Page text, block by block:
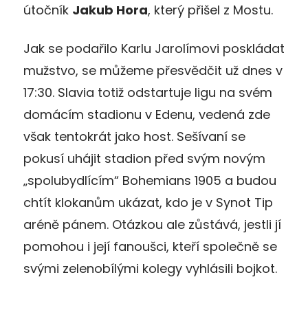
útočník Jakub Hora, který přišel z Mostu.
Jak se podařilo Karlu Jarolímovi poskládat
mužstvo, se můžeme přesvědčit už dnes v
17:30. Slavia totiž odstartuje ligu na svém
domácím stadionu v Edenu, vedená zde
však tentokrát jako host. Sešívaní se
pokusí uhájit stadion před svým novým
„spolubydlícím“ Bohemians 1905 a budou
chtít klokanům ukázat, kdo je v Synot Tip
aréně pánem. Otázkou ale zůstává, jestli jí
pomohou i její fanoušci, kteří společně se
svými zelenobílými kolegy vyhlásili bojkot.